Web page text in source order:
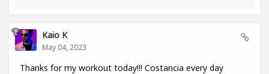
Kaio K
May 04, 2023
Thanks for my workout today!!! Costancia every day